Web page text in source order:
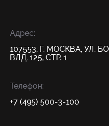
Адрес:
107553, Г. МОСКВА, УЛ.
ВЛД. 125, СТР. 1
Телефон:
+7 (495) 500-3-100